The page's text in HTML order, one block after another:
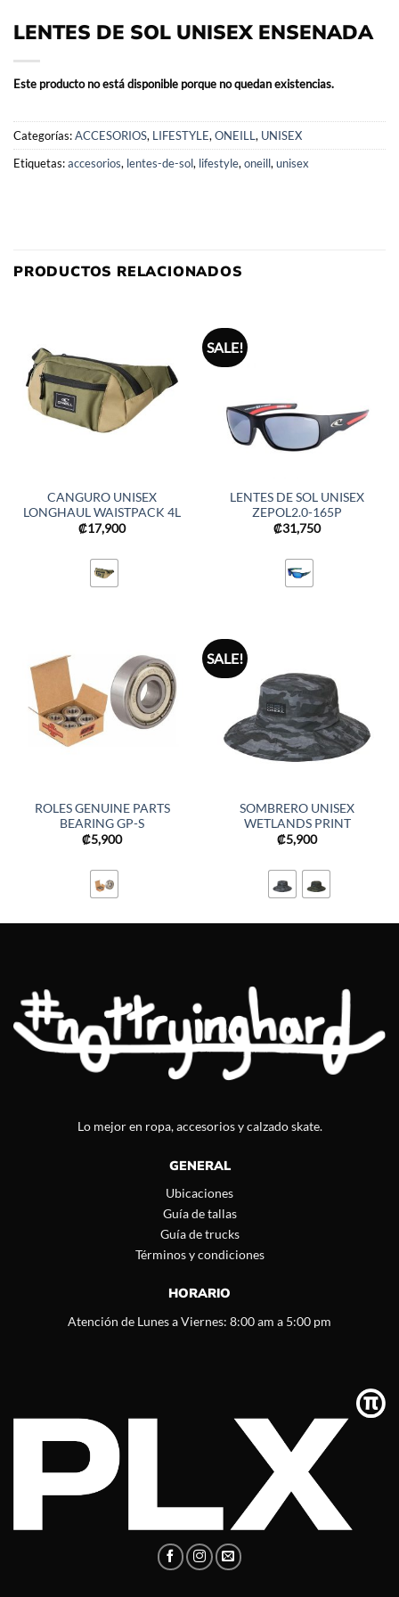
LENTES DE SOL UNISEX ENSENADA
Este producto no está disponible porque no quedan existencias.
Categorías:ACCESORIOS, LIFESTYLE, ONEILL , UNISEX
Etiquetas:accesorios, lentes-de-sol, lifestyle, oneill, unisex
PRODUCTOS RELACIONADOS
CANGURO UNISEX
LONGHAUL WAISTPACK 4L
₡17,900
SALE!
LENTES DE SOL UNISEX
ZEPOL2.0-165P
₡31,750
ROLES GENUINE PARTS
BEARING GP-S
₡5,900
SALE!
SOMBRERO UNISEX
WETLANDS PRINT
₡5,900
Lo mejor en ropa, accesorios y calzado skate.
GENERAL
Ubicaciones
Guía de tallas
Guía de trucks
Términos y condiciones
HORARIO
Atención de Lunes a Viernes: 8:00 am a 5:00 pm